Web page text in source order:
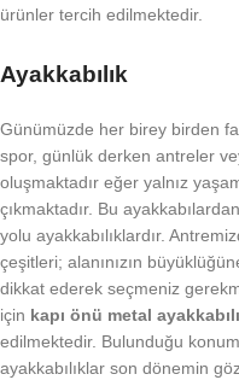
ürünler tercih edilmektedir.
Ayakkabılık
Günümüzde her birey birden
spor, günlük derken antreler
oluşmaktadır eğer yalnız
çıkmaktadır. Bu
yolu ayakkabılıklardır.
çeşitleri; alanınızın
dikkat ederek seçmeniz
için kapı önü metal
edilmektedir. Bulunduğu
ayakkabılıklar son dönemin